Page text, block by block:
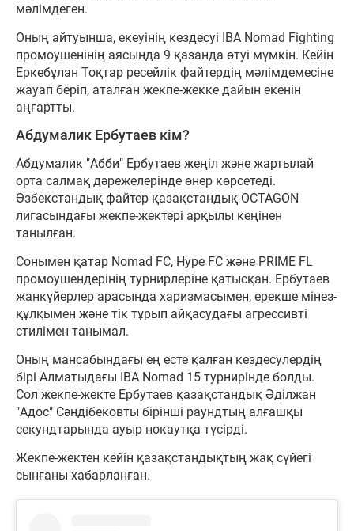
мәлімдеген.
Оның айтуынша, екеуінің кездесуі IBA Nomad Fighting
промоушенінің аясында 9 қазанда өтуі мүмкін. Кейін
Еркебұлан Тоқтар ресейлік файтердің мәлімдемесіне
жауап беріп, аталған жекпе-жекке дайын екенін
аңғартты.
Абдумалик Ербутаев кім?
Абдумалик "Абби" Ербутаев жеңіл және жартылай
орта салмақ дәрежелерінде өнер көрсетеді.
Өзбекстандық файтер қазақстандық OCTAGON
лигасындағы жекпе-жектері арқылы кеңінен
танылған.
Сонымен қатар Nomad FC, Hype FC және PRIME FL
промоушендерінің турнирлеріне қатысқан. Ербутаев
жанкүйерлер арасында харизмасымен, ерекше мінез-
құлқымен және тік тұрып айқасудағы агрессивті
стилімен танымал.
Оның мансабындағы ең есте қалған кездесулердің
бірі Алматыдағы IBA Nomad 15 турнирінде болды.
Сол жекпе-жекте Ербутаев қазақстандық Әділжан
"Адос" Сәндібековты бірінші раундтың алғашқы
секундтарында ауыр нокаутқа түсірді.
Жекпе-жектен кейін қазақстандықтың жақ сүйегі
сынғаны хабарланған.